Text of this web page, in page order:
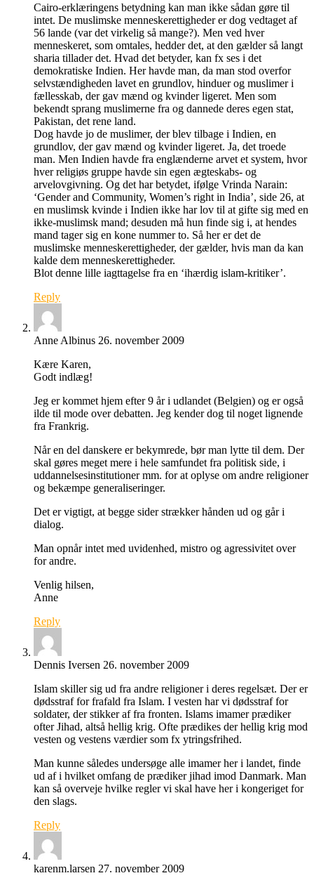
Cairo-erklæringens betydning kan man ikke sådan gøre til
intet. De muslimske menneskerettigheder er dog vedtaget af
56 lande (var det virkelig så mange?). Men ved hver
menneskeret, som omtales, hedder det, at den gælder så langt
sharia tillader det. Hvad det betyder, kan fx ses i det
demokratiske Indien. Her havde man, da man stod overfor
selvstændigheden lavet en grundlov, hinduer og muslimer i
fællesskab, der gav mænd og kvinder ligeret. Men som
bekendt sprang muslimerne fra og dannede deres egen stat,
Pakistan, det rene land.
Dog havde jo de muslimer, der blev tilbage i Indien, en
grundlov, der gav mænd og kvinder ligeret. Ja, det troede
man. Men Indien havde fra englænderne arvet et system, hvor
hver religiøs gruppe havde sin egen ægteskabs- og
arvelovgivning. Og det har betydet, ifølge Vrinda Narain:
‘Gender and Community, Women’s right in India’, side 26, at
en muslimsk kvinde i Indien ikke har lov til at gifte sig med en
ikke-muslimsk mand; desuden må hun finde sig i, at hendes
mand tager sig en kone nummer to. Så her er det de
muslimske menneskerettigheder, der gælder, hvis man da kan
kalde dem menneskerettigheder.
Blot denne lille iagttagelse fra en ‘ihærdig islam-kritiker’.
Reply
Anne Albinus 26. november 2009
Kære Karen,
Godt indlæg!
Jeg er kommet hjem efter 9 år i udlandet (Belgien) og er også
ilde til mode over debatten. Jeg kender dog til noget lignende
fra Frankrig.
Når en del danskere er bekymrede, bør man lytte til dem. Der
skal gøres meget mere i hele samfundet fra politisk side, i
uddannelsesinstitutioner mm. for at oplyse om andre religioner
og bekæmpe generaliseringer.
Det er vigtigt, at begge sider strækker hånden ud og går i
dialog.
Man opnår intet med uvidenhed, mistro og agressivitet over
for andre.
Venlig hilsen,
Anne
Reply
Dennis Iversen 26. november 2009
Islam skiller sig ud fra andre religioner i deres regelsæt. Der er
dødsstraf for frafald fra Islam. I vesten har vi dødsstraf for
soldater, der stikker af fra fronten. Islams imamer prædiker
ofter Jihad, altså hellig krig. Ofte prædikes der hellig krig mod
vesten og vestens værdier som fx ytringsfrihed.
Man kunne således undersøge alle imamer her i landet, finde
ud af i hvilket omfang de prædiker jihad imod Danmark. Man
kan så overveje hvilke regler vi skal have her i kongeriget for
den slags.
Reply
karenm.larsen 27. november 2009